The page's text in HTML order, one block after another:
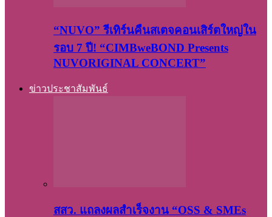
“NUVO” รีเทิร์นคืนสเตจคอนเสิร์ตใหญ่ใน
รอบ 7 ปี! “CIMBweBOND Presents
NUVORIGINAL CONCERT”
ข่าวประชาสัมพันธ์
สสว. แถลงผลสำเร็จงาน “OSS & SMEs